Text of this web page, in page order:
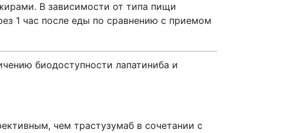
В зависимости от типа пищи
1 час после еды по сравнению с приемом
биодоступности лапатиниба и
чем трастузумаб в сочетании с